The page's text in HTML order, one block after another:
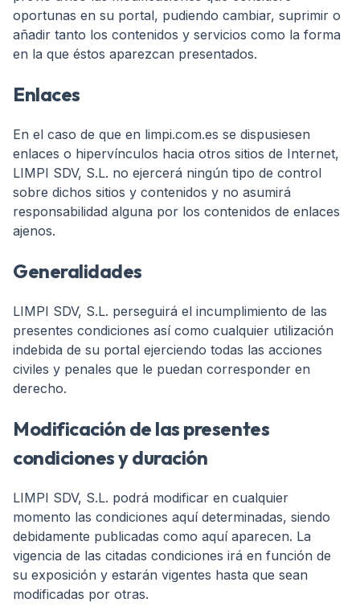
oportunas en su portal, pudiendo cambiar, suprimir o
añadir tanto los contenidos y servicios como la forma
en la que éstos aparezcan presentados.
Enlaces
En el caso de que en limpi.com.es se dispusiesen
enlaces o hipervínculos hacia otros sitios de Internet,
LIMPI SDV, S.L. no ejercerá ningún tipo de control
sobre dichos sitios y contenidos y no asumirá
responsabilidad alguna por los contenidos de enlaces
ajenos.
Generalidades
LIMPI SDV, S.L. perseguirá el incumplimiento de las
presentes condiciones así como cualquier utilización
indebida de su portal ejerciendo todas las acciones
civiles y penales que le puedan corresponder en
derecho.
Modificación de las presentes
condiciones y duración
LIMPI SDV, S.L. podrá modificar en cualquier
momento las condiciones aquí determinadas, siendo
debidamente publicadas como aquí aparecen. La
vigencia de las citadas condiciones irá en función de
su exposición y estarán vigentes hasta que sean
modificadas por otras.